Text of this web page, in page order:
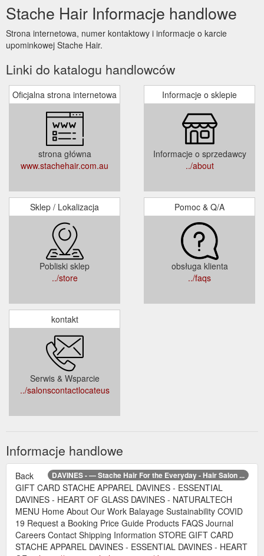
Stache Hair Informacje handlowe
Strona internetowa, numer kontaktowy i informacje o karcie
upominkowej Stache Hair.
Linki do katalogu handlowców
Oficjalna strona internetowa
strona główna
www.stachehair.com.au
Informacje o sklepie
Informacje o sprzedawcy
../about
Sklep / Lokalizacja
Pobliski sklep
../store
Pomoc & Q/A
obsługa klienta
../faqs
kontakt
Serwis & Wsparcie
../salonscontactlocateus
Informacje handlowe
DAVINES - — Stache Hair For the Everyday - Hair Salon ...
Back
GIFT CARD STACHE APPAREL DAVINES - ESSENTIAL
DAVINES - HEART OF GLASS DAVINES - NATURALTECH
MENU Home About Our Work Balayage Sustainability COVID
19 Request a Booking Price Guide Products FAQS Journal
Careers Contact Shipping Information STORE GIFT CARD
STACHE APPAREL DAVINES - ESSENTIAL DAVINES - HEART